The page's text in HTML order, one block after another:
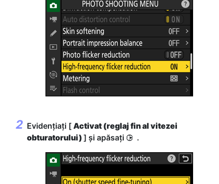
Evidențiați [ Activat (reglaj fin al vitezei
obturatorului) ] și apăsați 2 .